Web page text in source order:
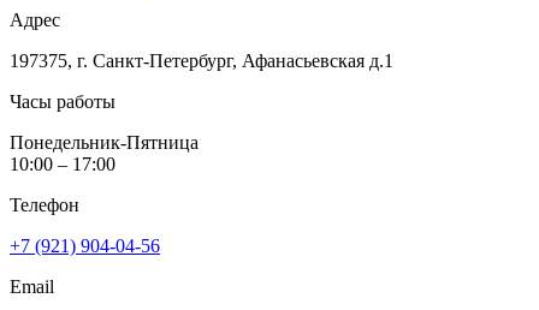
Адрес
197375, г. Санкт-Петербург, Афанасьевская д.1
Часы работы
Понедельник-Пятница
10:00 – 17:00
Телефон
+7 (921) 904-04-56
Email